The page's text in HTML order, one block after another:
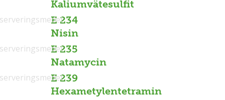
Kaliumvätesulfit
E 234
Nisin
E 235
Natamycin
E 239
Hexametylentetramin